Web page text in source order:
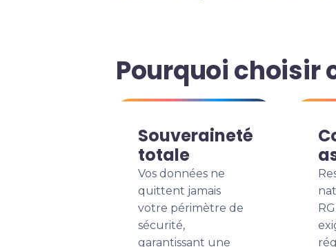
Pourquoi choisir
Souveraineté
totale
Vos données ne
quittent jamais
votre périmètre de
sécurité,
garantissant une